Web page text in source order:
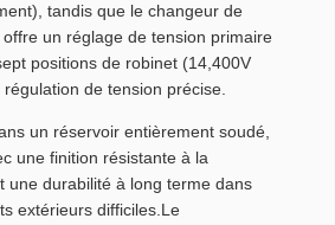
tandis que le changeur de
un réglage de tension primaire
positions de robinet (14,400V
de tension précise.
un réservoir entièrement soudé,
une finition résistante à la
une durabilité à long terme dans
extérieurs difficiles.Le